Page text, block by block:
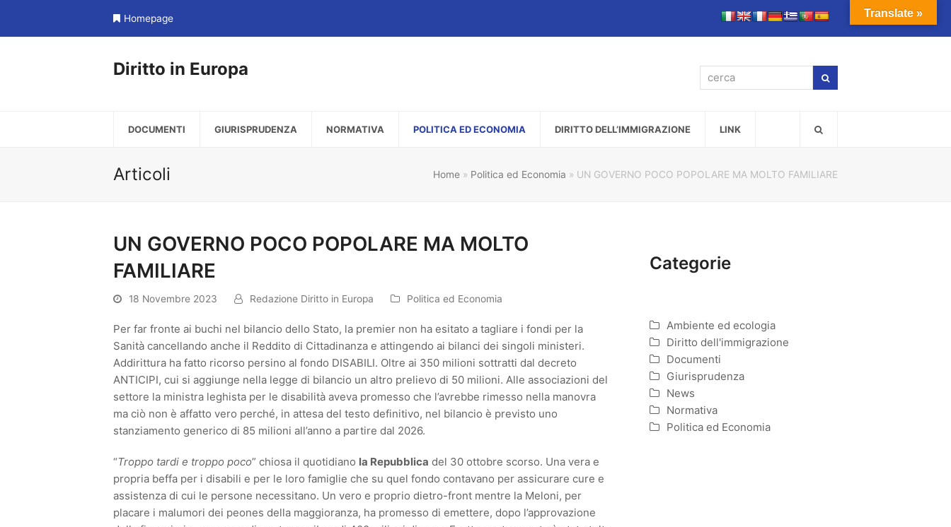
Homepage
Diritto in Europa cerca
DOCUMENTI GIURISPRUDENZA NORMATIVA POLITICA ED ECONOMIA DIRITTO DELL’IMMIGRAZIONE LINK
Articoli Home » Politica ed Economia » UN GOVERNO POCO POPOLARE MA MOLTO FAMILIARE
UN GOVERNO POCO POPOLARE MA MOLTO
FAMILIARE
18 Novembre 2023 Redazione Diritto in Europa Politica ed Economia
Per far fronte ai buchi nel bilancio dello Stato, la premier non ha esitato a tagliare i fondi per la
Sanità cancellando anche il Reddito di Cittadinanza e attingendo ai bilanci dei singoli ministeri.
Addirittura ha fatto ricorso persino al fondo DISABILI. Oltre ai 350 milioni sottratti dal decreto
ANTICIPI, cui si aggiunge nella legge di bilancio un altro prelievo di 50 milioni. Alle associazioni del
settore la ministra leghista per le disabilità aveva promesso che l’avrebbe rimesso nella manovra
ma ciò non è affatto vero perché, in attesa del testo definitivo, nel bilancio è previsto uno
stanziamento generico di 85 milioni all’anno a partire dal 2026.
“Troppo tardi e troppo poco” chiosa il quotidiano la Repubblica del 30 ottobre scorso. Una vera e
propria beffa per i disabili e per le loro famiglie che su quel fondo contavano per assicurare cure e
assistenza di cui le persone necessitano. Un vero e proprio dietro-front mentre la Meloni, per
placare i malumori dei peones della maggioranza, ha promesso di emettere, dopo l’approvazione
Categorie
Ambiente ed ecologia
Diritto dell'immigrazione
Documenti
Giurisprudenza
News
Normativa
Politica ed Economia
Translate »